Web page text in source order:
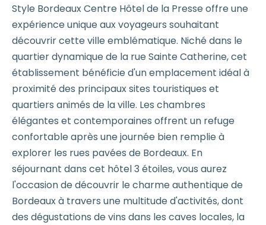
Style Bordeaux Centre Hôtel de la Presse offre une
expérience unique aux voyageurs souhaitant
découvrir cette ville emblématique. Niché dans le
quartier dynamique de la rue Sainte Catherine, cet
établissement bénéficie d'un emplacement idéal à
proximité des principaux sites touristiques et
quartiers animés de la ville. Les chambres
élégantes et contemporaines offrent un refuge
confortable après une journée bien remplie à
explorer les rues pavées de Bordeaux. En
séjournant dans cet hôtel 3 étoiles, vous aurez
l'occasion de découvrir le charme authentique de
Bordeaux à travers une multitude d'activités, dont
des dégustations de vins dans les caves locales, la